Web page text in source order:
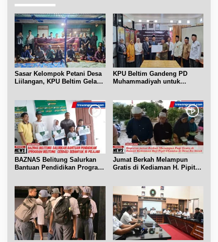
Sasar Kelompok Petani Desa
Liilangan, KPU Beltim Gelar
KPU Beltim Gandeng PD
Muhammadiyah untuk
BAZNAS Belitung Salurkan
Bantuan Pendidikan Program
Jumat Berkah Melampun
Gratis di Kediaman H. Pipit